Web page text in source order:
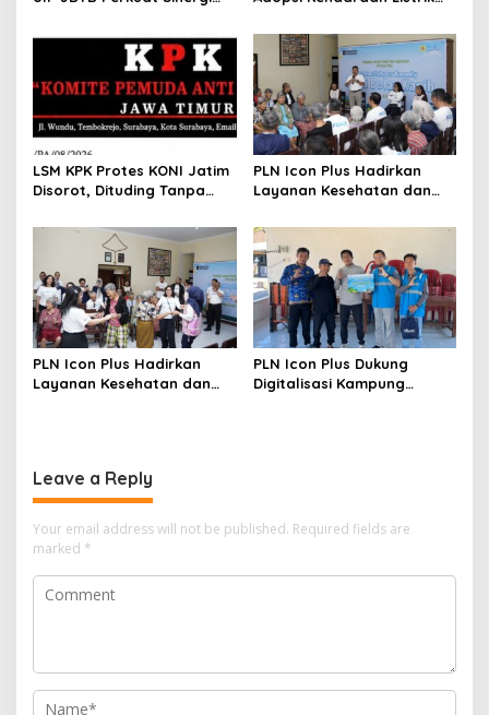
Nasional Baluran
Baru Gunakan Home
Charging Services PLN
LSM KPK Protes KONI Jatim
Disorot, Dituding Tanpa
PLN Icon Plus Hadirkan
Layanan Kesehatan dan
di Rumah Belas Kasih
PLN Icon Plus Hadirkan
Layanan Kesehatan dan
PLN Icon Plus Dukung
Digitalisasi Kampung
Leave a Reply
Your email address will not be published. Required fields are
marked *